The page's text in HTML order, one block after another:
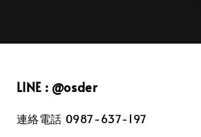
LINE : @osder
連絡電話 0987-637-197